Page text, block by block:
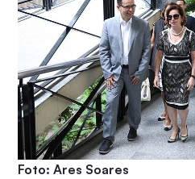
Foto: Ares Soares